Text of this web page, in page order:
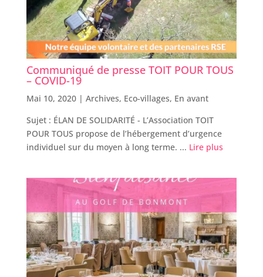
Communiqué de presse TOIT POUR TOUS
– COVID-19
Mai 10, 2020 | Archives, Eco-villages, En avant
Sujet : ÉLAN DE SOLIDARITÉ - L’Association TOIT
POUR TOUS propose de l’hébergement d’urgence
individuel sur du moyen à long terme. ... Lire plus